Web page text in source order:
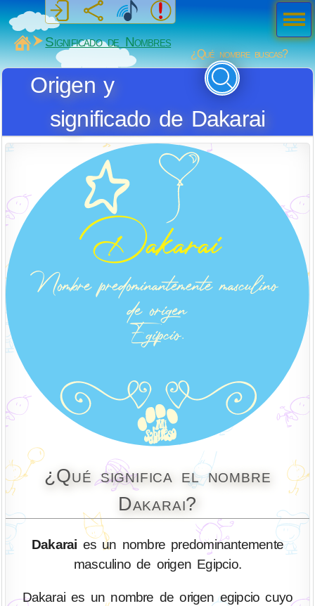
MiSabueso
Significado de Nombres
¿Qué nombre buscas?
Origen y
significado de Dakarai
¿Qué significa el nombre
Dakarai?
Dakarai es un nombre predominantemente
masculino de origen Egipcio.
Dakarai es un nombre de origen egipcio cuyo
Men
ú